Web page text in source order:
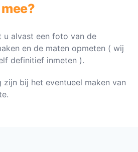
u alvast een foto van de
en de maten opmeten ( wij
definitief inmeten ).
bij het eventueel maken van